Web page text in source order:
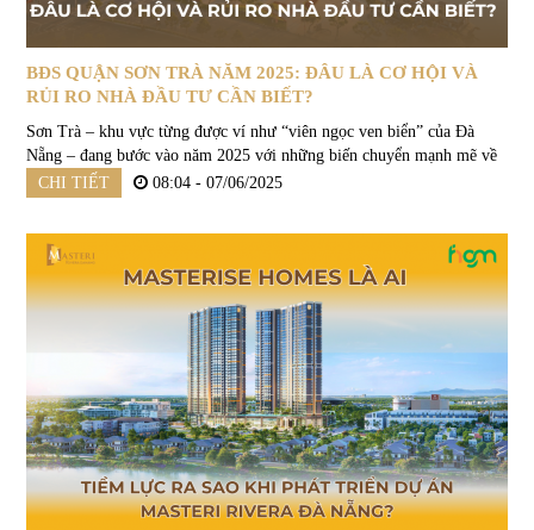
BĐS QUẬN SƠN TRÀ NĂM 2025: ĐÂU LÀ CƠ HỘI VÀ
RỦI RO NHÀ ĐẦU TƯ CẦN BIẾT?
Sơn Trà – khu vực từng được ví như “viên ngọc ven biển” của Đà
Nẵng – đang bước vào năm 2025 với những biến chuyển mạnh mẽ về
giá đất, nguồn cung và sóng đầu tư. Nhưng phía sau những lời mời gọi
hấp...
CHI TIẾT 08:04 - 07/06/2025